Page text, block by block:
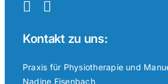
Kontakt zu uns:
Praxis für Physiotherapie und
Nadine Eisenbach